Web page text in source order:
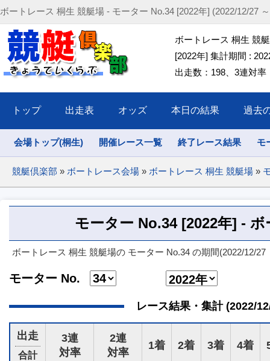
ボートレース 桐生 競艇場 - モーター No.34 [2022年] (2022/12/27
ボートレース 桐生 競
[2022年] 集計期間 :
出走数：198、3連対率
トップ 出走表 オッズ 本日の結果 過去
会場トップ(桐生) 開催レース一覧 終了レース結果 モ
競艇倶楽部 » ボートレース会場 » ボートレース 桐生 競艇場 »
モーター No.34 [2022年] -
ボートレース 桐生 競艇場の モーター No.34 の期間(2022/12/
モーター No.
レース結果・集計 (2022/
出走
合計
3連
対率
2連
対率
1着 2着 3着 4着